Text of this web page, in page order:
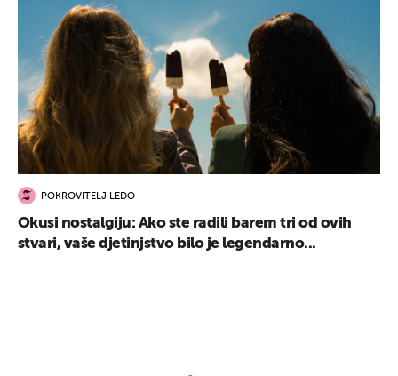
POKROVITELJ LEDO
Okusi nostalgiju: Ako ste radili barem tri od ovih
stvari, vaše djetinjstvo bilo je legendarno...